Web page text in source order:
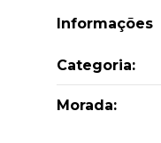
Informações
Categoria:
Morada: